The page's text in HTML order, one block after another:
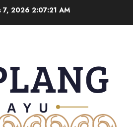
7, 2026 2:07:22 AM